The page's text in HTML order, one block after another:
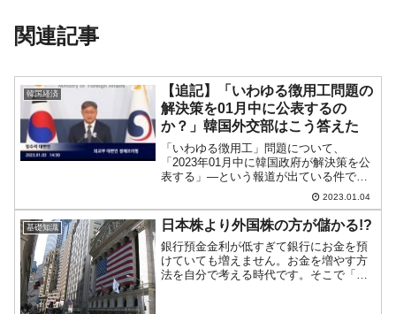
関連記事
韓国経済
【追記】「いわゆる徴用工問題の
解決策を01月中に公表するの
か？」韓国外交部はこう答えた
「いわゆる徴用工」問題について、
「2023年01月中に韓国政府が解決策を公
表する」―という報道が出ている件で
す。先にご紹介したとおり、韓国メディ
アでは「併存的債務引受」、『日本経済
新聞』によると「免責的債務引受」とし
ていますが、どちらも韓国...
2023.01.04
基礎知識 日本株より外国株の方が儲かる!?
銀行預金金利が低すぎて銀行にお金を預
けていても増えません。お金を増やす方
法を自分で考える時代です。そこで「株